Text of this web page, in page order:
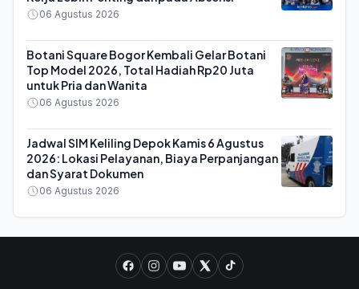
06 Agustus 2026
Botani Square Bogor Kembali Gelar Botani
Top Model 2026, Total Hadiah Rp20 Juta
untuk Pria dan Wanita
06 Agustus 2026
Jadwal SIM Keliling Depok Kamis 6 Agustus
2026: Lokasi Pelayanan, Biaya Perpanjangan
dan Syarat Dokumen
06 Agustus 2026